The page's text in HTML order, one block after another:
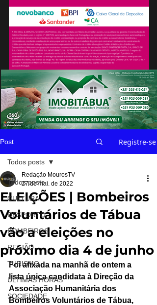
Post Registre-se
Todos posts
CULTURA
DESPORTO
BOMBEIROS
REGIÃO
TURISMO
ÚLTIMAS HORAS
SOCIEDADE
Todos posts
ELEIÇÕES | Bombeiros
Voluntários de Tábua
vão a eleições no
próximo dia 4 de junho
Redação MourosTV
27 de mai. de 2022
Foi afixada na manhã de ontem a
lista única candidata à Direção da
Associação Humanitária dos
Bombeiros Voluntários de Tábua,